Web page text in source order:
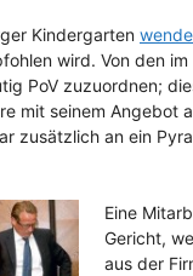
Kindergarten
wird. Von den
PoV zuzuordnen;
mit seinem Angebot
zusätzlich an ein
Eine
Gericht,
aus der